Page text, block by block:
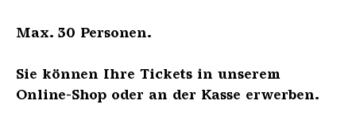
Max. 30 Personen.
Sie können Ihre Tickets in unserem
Online-Shop oder an der Kasse erwerben.